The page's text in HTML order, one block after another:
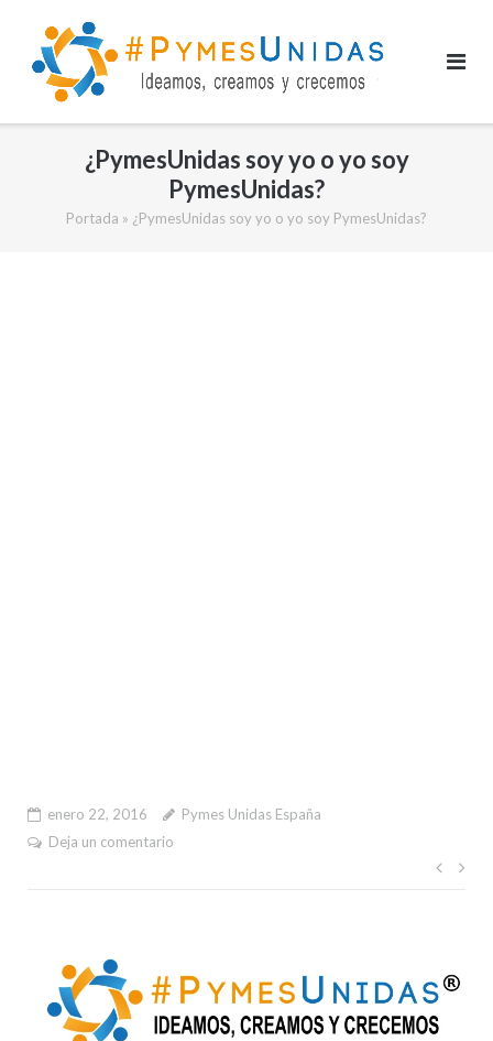
contenido
¿PymesUnidas soy yo o yo soy
PymesUnidas?
Portada » ¿PymesUnidas soy yo o yo soy PymesUnidas?
enero 22, 2016
Pymes Unidas España
Deja un comentario